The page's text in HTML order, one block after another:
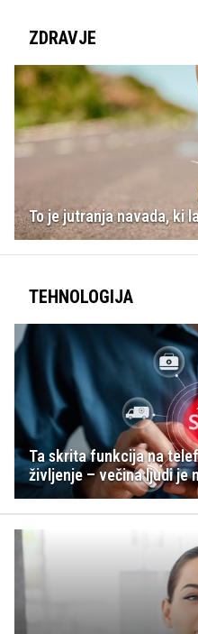
ZDRAVJE
To je jutranja navada, ki
TEHNOLOGIJA
Ta skrita funkcija na
življenje – večina ljudi je